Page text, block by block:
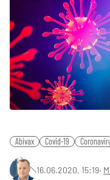
Abivax Covid-19
16.06.2020, 15:19‧